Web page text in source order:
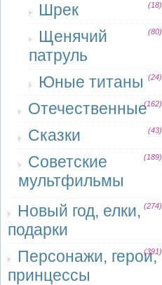
Шрек (18)
Щенячий
патруль
(80)
Юные титаны (24)
Отечественные(162)
Сказки (43)
Советские
мультфильмы
(189)
Новый год, елки,
подарки
(274)
Персонажи, герои,
принцессы
(391)